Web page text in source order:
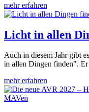
mehr erfahren
Licht in allen
Auch in diesem Jahr gibt
in allen Dingen finden".
mehr erfahren